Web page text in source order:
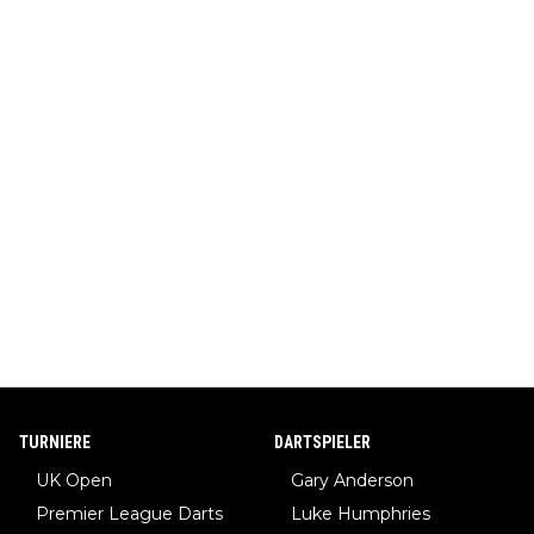
TURNIERE
UK Open
Premier League Darts
DARTSPIELER
Gary Anderson
Luke Humphries